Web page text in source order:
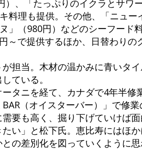
）、「たっぷりのイクラとサワ
料理も提供。その他、「ニュー
」（980円）などのシーフード
～で提供するほか、日替わりの
担当。木材の温かみに青いタ
ている。
タニを経て、カナダで4年半修
（オイスターバー）」で修
要も高く、掘り下げていけば
い」と松下氏。恵比寿にはほか
の差別化を図っていくように